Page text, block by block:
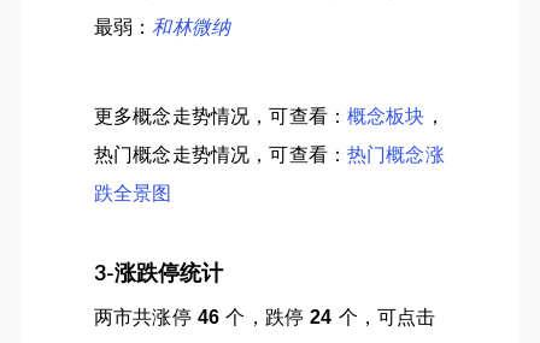
最弱：和林微纳
更多概念走势情况，可查看：概念板块 ，
热门概念走势情况，可查看：热门概念涨
跌全景图
3-涨跌停统计
两市共涨停46个，跌停 24 个，可点击